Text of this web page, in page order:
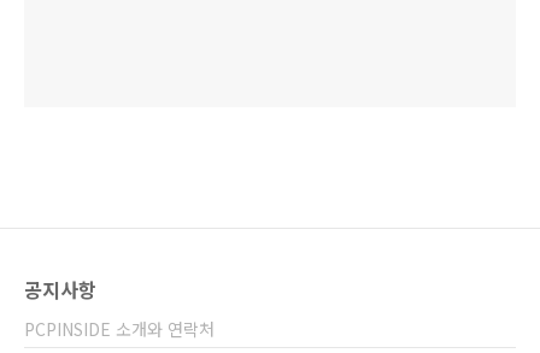
공지사항
PCPINSIDE 소개와 연락처